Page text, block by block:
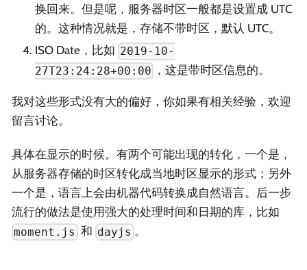
换回来。但是呢，服务器时区一般都是设置成 UTC
的。这种情况就是，存储不带时区，默认 UTC。
ISO Date，比如 2019-10-
27T23:24:28+00:00 ，这是带时区信息的。
我对这些形式没有大的偏好，你如果有相关经验，欢迎
留言讨论。
具体在显示的时候。有两个可能出现的转化，一个是，
从服务器存储的时区转化成当地时区显示的形式；另外
一个是，语言上会由机器代码转换成自然语言。后一步
流行的做法是使用强大的处理时间和日期的库，比如
moment.js 和 dayjs 。